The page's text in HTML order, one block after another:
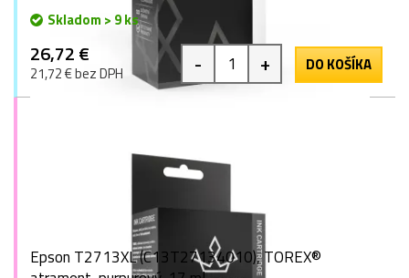
Skladom > 9 ks
26,72 €
21,72 € bez DPH - + DO KOŠÍKA
Epson T2713XL (C13T27134010), TOREX®